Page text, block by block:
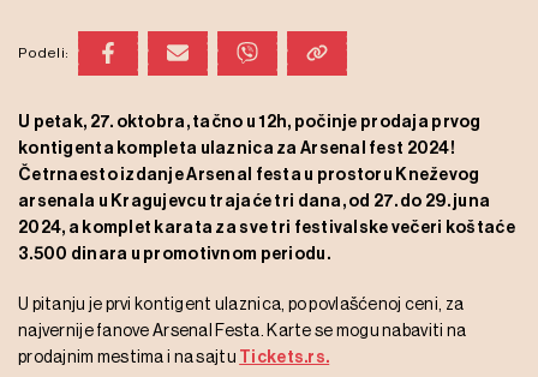
Podeli:
U petak, 27. oktobra, tačno u 12h, počinje prodaja prvog
kontigenta kompleta ulaznica za Arsenal fest 2024!
Četrnaesto izdanje Arsenal festa u prostoru Kneževog
arsenala u Kragujevcu trajaće tri dana, od 27. do 29. juna
2024, a komplet karata za sve tri festivalske večeri koštaće
3.500 dinara u promotivnom periodu.
U pitanju je prvi kontigent ulaznica, po povlašćenoj ceni, za
najvernije fanove Arsenal Festa. Karte se mogu nabaviti na
prodajnim mestima i na sajtu Tickets.rs.